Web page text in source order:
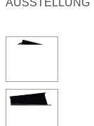
AUSSTELLUNG